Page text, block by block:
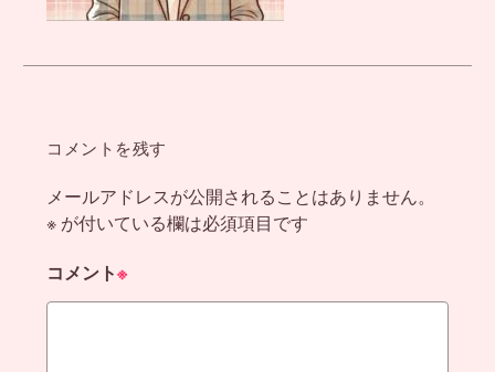
コメントを残す
メールアドレスが公開されることはありません。
※ が付いている欄は必須項目です
コメント※